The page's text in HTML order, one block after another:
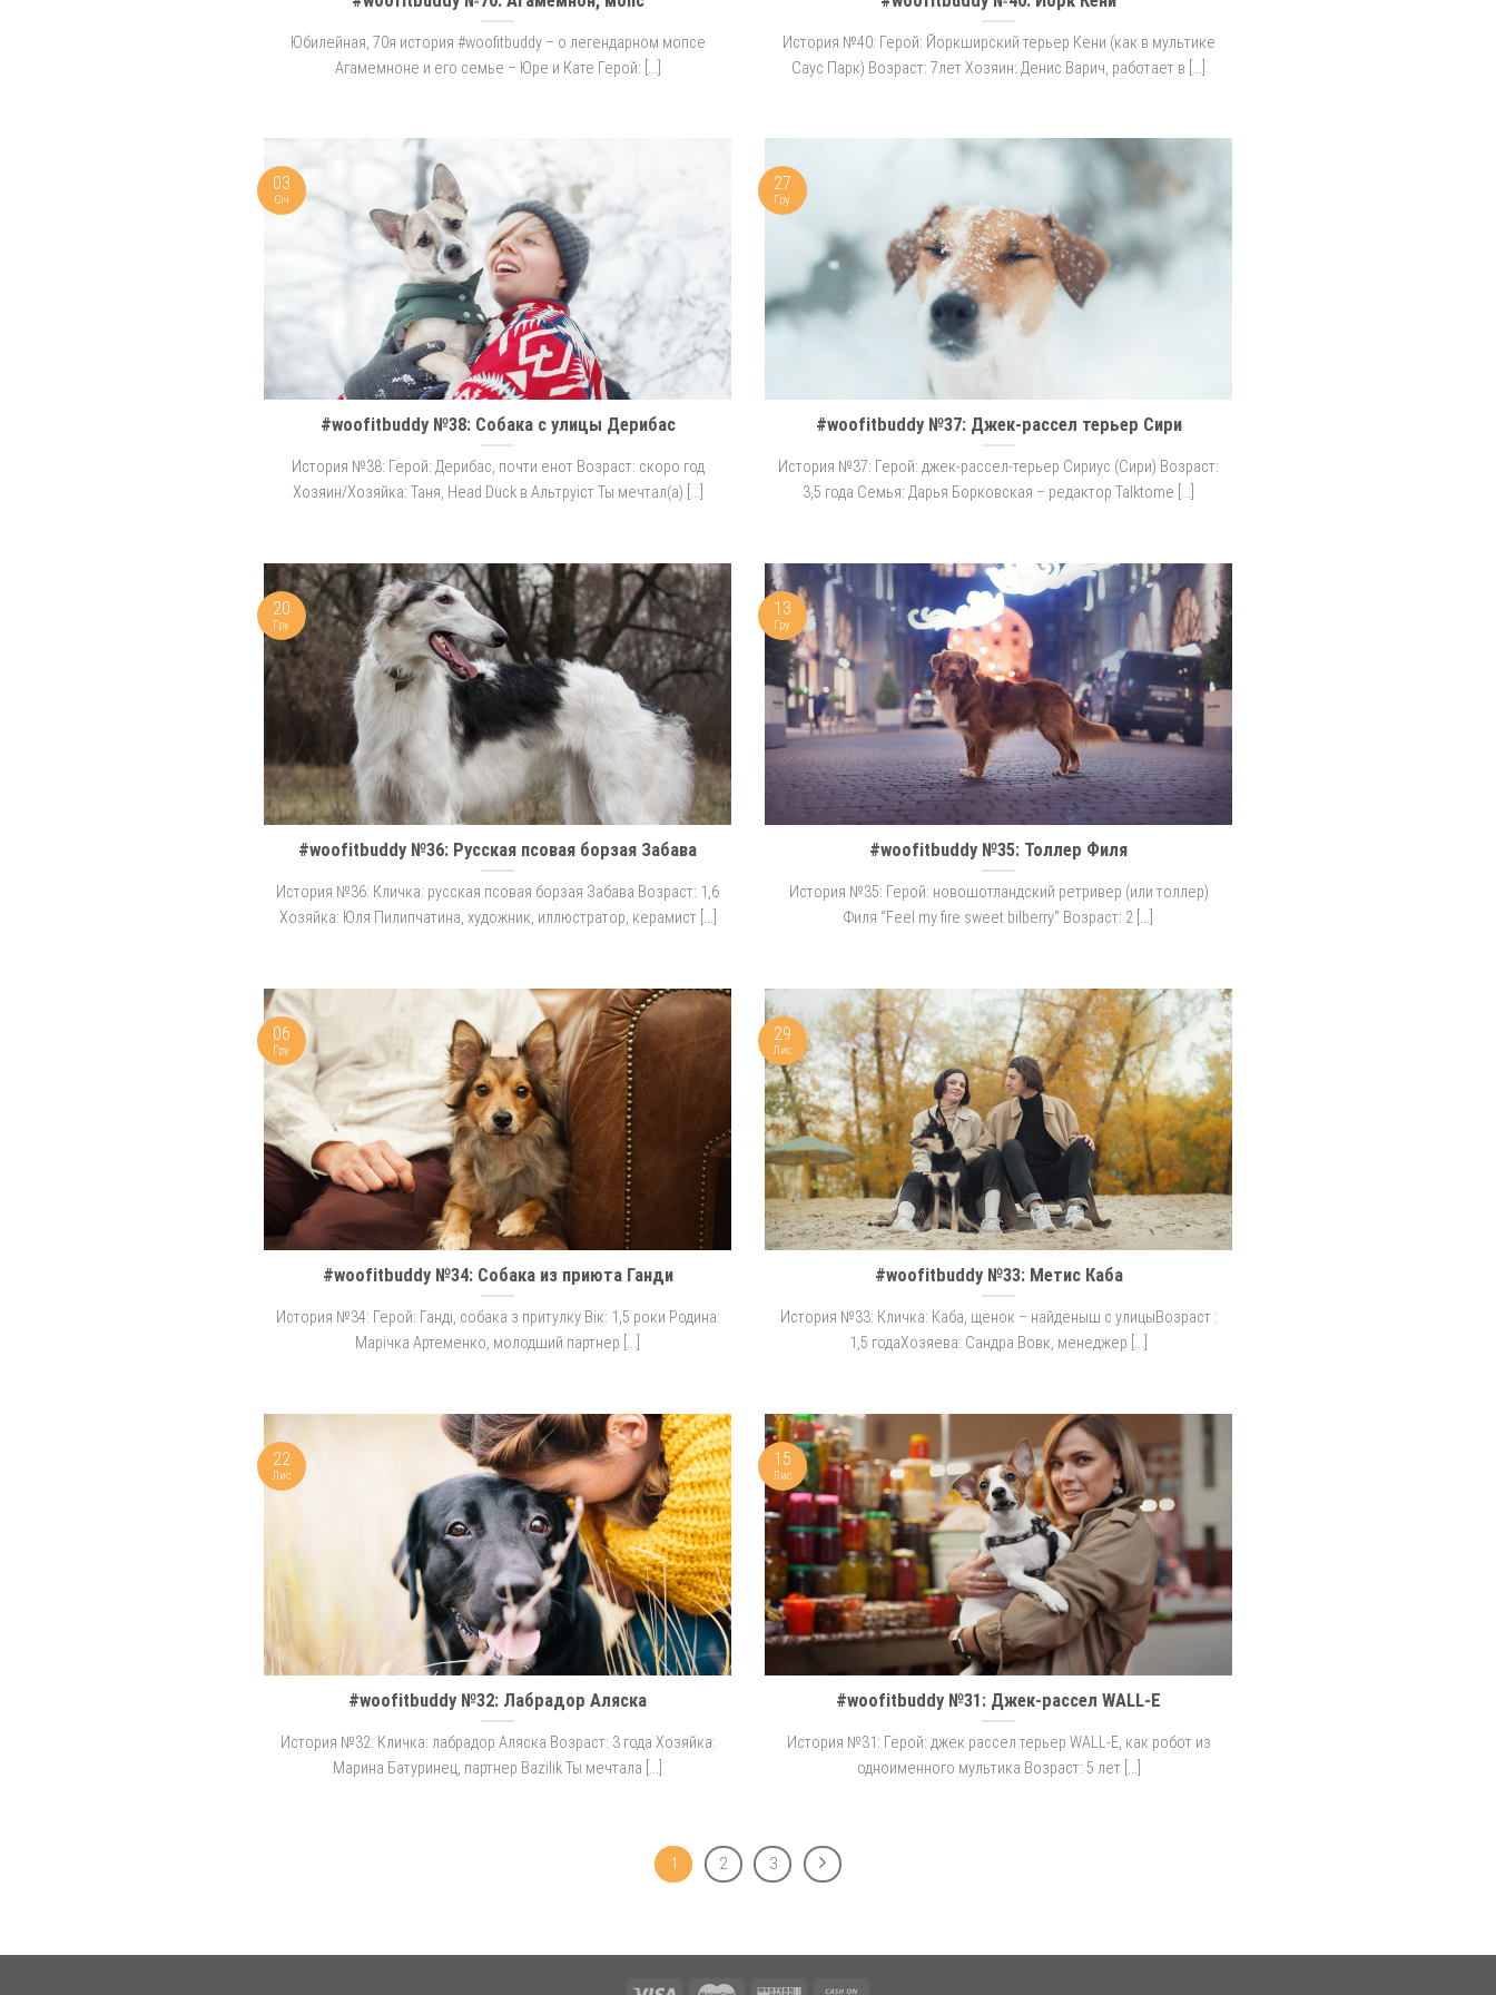
Юбилейная, 70я история #woofitbuddy – о легендарном мопсе
Агамемноне и его семье – Юре и Кате Герой: [...]
История №40: Герой: Йоркширский терьер Кени (как в мультике
Саус Парк) Возраст: 7лет Хозяин: Денис Варич, работает в [...]
#woofitbuddy №38: Собака с улицы Дерибас
История №38: Герой: Дерибас, почти енот Возраст: скоро год
Хозяин/Хозяйка: Таня, Head Duck в Альтруіст Ты мечтал(а) [...]
03
Січ
#woofitbuddy №37: Джек-рассел терьер Сири
История №37: Герой: джек-рассел-терьер Сириус (Сири) Возраст:
3,5 года Семья: Дарья Борковская – редактор Talktome [...]
27
Гру
#woofitbuddy №36: Русская псовая борзая Забава
История №36: Кличка: русская псовая борзая Забава Возраст: 1,6
Хозяйка: Юля Пилипчатина, художник, иллюстратор, керамист [...]
20
Гру
#woofitbuddy №35: Толлер Филя
История №35: Герой: новошотландский ретривер (или толлер)
Филя “Feel my fire sweet bilberry“ Возраст: 2 [...]
13
Гру
#woofitbuddy №34: Собака из приюта Ганди
История №34: Герой: Ганді, собака з притулку Вік: 1,5 роки Родина:
Марічка Артеменко, молодший партнер [...]
06
Гру
#woofitbuddy №33: Метис Каба
История №33: Кличка: Каба, щенок – найденыш с улицыВозраст :
1,5 годаХозяева: Сандра Вовк, менеджер [...]
29
Лис
#woofitbuddy №32: Лабрадор Аляска
История №32: Кличка: лабрадор Аляска Возраст: 3 года Хозяйка:
Марина Батуринец, партнер Bazilik Ты мечтала [...]
22
Лис
#woofitbuddy №31: Джек-рассел WALL-E
История №31: Герой: джек рассел терьер WALL-E, как робот из
одноименного мультика Возраст: 5 лет [...]
15
Лис
1 2 3